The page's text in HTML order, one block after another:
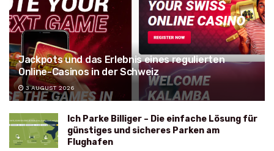
Jackpots und das Erlebnis eines regulierten
Online-Casinos in der Schweiz
3 AUGUST 2026
Ich Parke Billiger – Die einfache Lösung für
günstiges und sicheres Parken am
Flughafen